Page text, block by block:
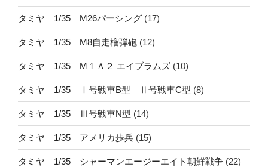
タミヤ 1/35 M26パーシング (17)
タミヤ 1/35 M8自走榴弾砲 (12)
タミヤ 1/35 M１Ａ２ エイブラムズ (10)
タミヤ 1/35 Ⅰ号戦車B型 Ⅱ号戦車C型 (8)
タミヤ 1/35 Ⅲ号戦車N型 (14)
タミヤ 1/35 アメリカ歩兵 (15)
タミヤ 1/35 シャーマンエージーエイト朝鮮戦争 (22)